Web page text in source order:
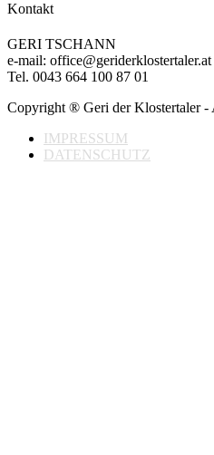
Kontakt
GERI TSCHANN
e-mail: office@geriderklostertaler.at
Tel. 0043 664 100 87 01
Copyright ® Geri der Klostertaler -
IMPRESSUM
DATENSCHUTZ